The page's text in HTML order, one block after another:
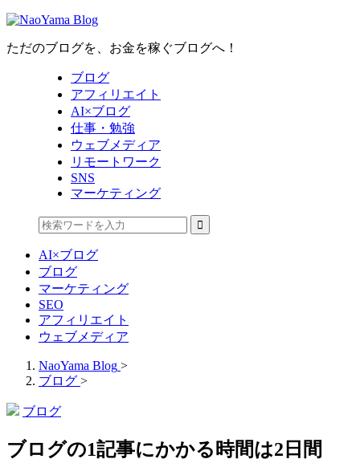
ただのブログを、お金を稼ぐブログへ！
ブログ
アフィリエイト
AI×ブログ
仕事・勉強
ウェブメディア
リモートワーク
SNS
マーケティング
AI×ブログ
ブログ
マーケティング
SEO
アフィリエイト
ウェブメディア
NaoYama Blog >
ブログ >
ブログ
ブログの1記事にかかる時間は2日間